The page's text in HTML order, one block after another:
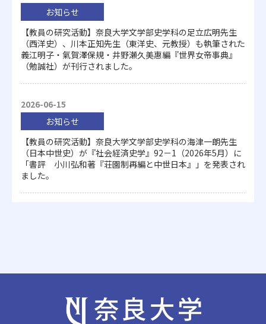
お知らせ
【教員の研究活動】奈良大学文学部史学科の足立広明先生
（西洋史）、川本正知先生（東洋史、元教授）も執筆された
義江明子・氣賀澤保規・井野瀬久美惠編『世界女帝事典』
（勉誠社）が刊行されました。
2026-06-15
お知らせ
【教員の研究活動】奈良大学文学部史学科の海津一朗先生
（日本中世史）が『社会経済史学』92－1（2026年5月）に
「書評 小川弘和著『荘園制再編と中世日本』」を発表され
ました。